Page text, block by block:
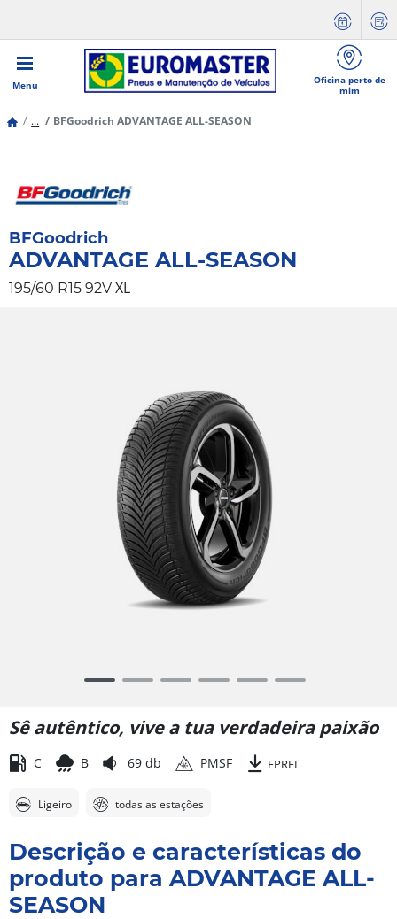
Menu
Oficina perto de
mim
... BFGoodrich ADVANTAGE ALL-SEASON
BFGoodrich
ADVANTAGE ALL-SEASON
195/60 R15 92V XL
6
Sê autêntico, vive a tua verdadeira paixão
C B 69 db PMSF EPREL
Ligeiro todas as estações
Descrição e características do
produto para ADVANTAGE ALL-
SEASON